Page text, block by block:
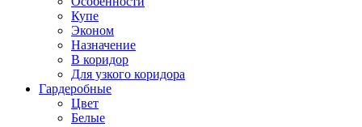
Купе
Эконом
Назначение
В коридор
Для узкого коридора
Гардеробные
Цвет
Белые